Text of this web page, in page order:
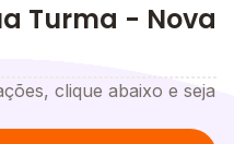
Turma - Nova
clique abaixo e seja